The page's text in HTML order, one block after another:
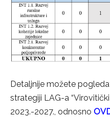
Detaljnije možete
strategiji LAG-a
2023.-2027., odnosno